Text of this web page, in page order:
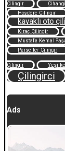
Çilingir
Hoşdere Çilingir
kavaklı oto
Kıraç Çilingir
Mustafa Kemal
Parseller Çilingir
Çilingir
Çilingirci
Ads